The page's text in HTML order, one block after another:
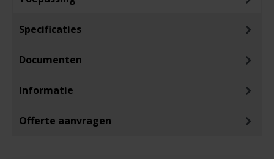
Specificaties
Documenten
Informatie
Offerte aanvragen